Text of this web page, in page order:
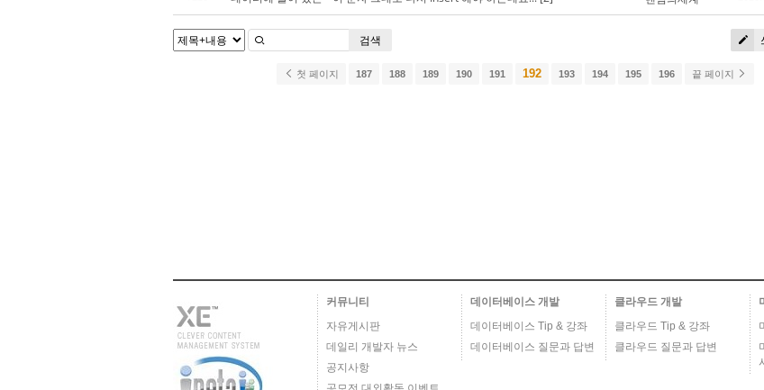
검색
첫 페이지 187 188 189 190 191 192 193 194 195 196 끝 페이지
커뮤니티
자유게시판
데일리 개발자 뉴스
공지사항
데이터베이스 개발
데이터베이스 Tip & 강좌
데이터베이스 질문과 답변
클라우드 개발
클라우드 Tip & 강좌
클라우드 질문과 답변